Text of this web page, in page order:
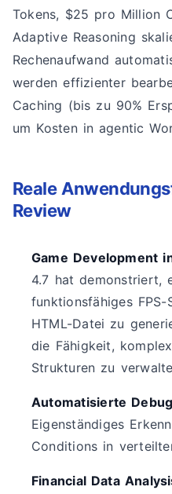
Tokens, $25 pro Million
Adaptive Reasoning
Rechenaufwand
werden effizienter
Caching (bis zu 90%
um Kosten in agentic
Reale
Review
Game Development
4.7 hat demonstriert,
funktionsfähiges
HTML-Datei zu
die Fähigkeit,
Strukturen zu
Automatisierte
Eigenständiges
Conditions in
Financial Data